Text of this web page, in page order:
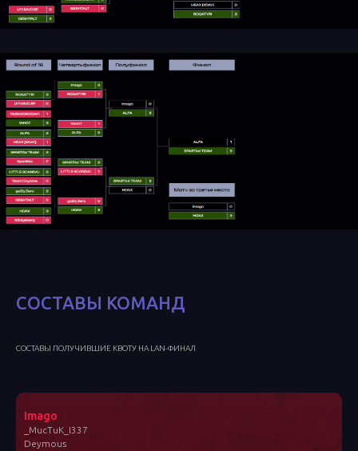
СОСТАВЫ КОМАНД
СОСТАВЫ ПОЛУЧИВШИЕ КВОТУ НА LAN-ФИНАЛ
Imago
_MucTuK_I337
Deymous